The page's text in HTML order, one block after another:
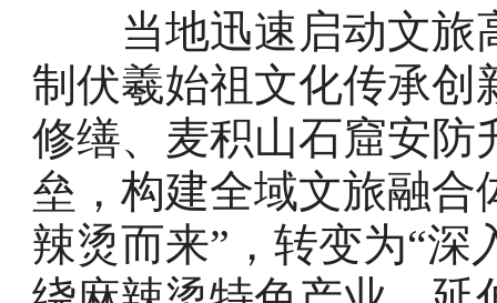
当地迅速启动文旅
制伏羲始祖文化传承创
修缮、麦积山石窟安防
垒，构建全域文旅融合
辣烫而来”，转变为“深